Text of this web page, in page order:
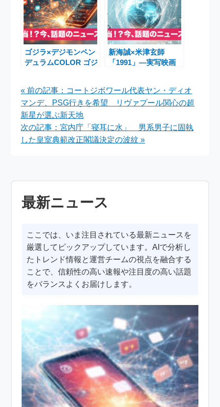
ゴジラ×デジモンペン
デュラムCOLOR ゴジ
ントで迫力デザイン
新海誠×米津玄師
「1991」―実写映画
べて
« 前の記事：コートジボワール代表ヤン・ディオ
マンデ、PSG行きを希望 リヴァプール関心の超
新星が選ぶ新天地
次の記事：宮内庁「寝耳に水」 男系男子に固執
した皇室典範改正閣議決定の波紋 »
最新ニュース
ここでは、いま注目されている最新ニュースを
厳選してピックアップしています。AIで分析し
たトレンド情報と運営チームの視点を融合する
ことで、信頼性の高い速報や注目度の高い話題
をバランスよくお届けします。